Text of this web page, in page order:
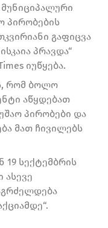
პირობების
გაფიცვა
პრავდა“
იუწყება.
რომ ბოლო
აწყდებათ
პირობები და
მათ ჩივილებს
19 სექტემბრის
ასევე